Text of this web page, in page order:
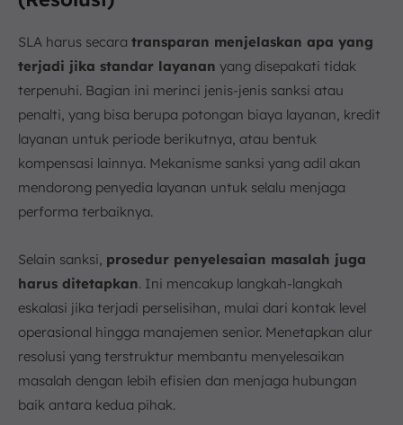
SLA harus secara transparan menjelaskan apa yang
terjadi jika standar layanan yang disepakati tidak
terpenuhi. Bagian ini merinci jenis-jenis sanksi atau
penalti, yang bisa berupa potongan biaya layanan, kredit
layanan untuk periode berikutnya, atau bentuk
kompensasi lainnya. Mekanisme sanksi yang adil akan
mendorong penyedia layanan untuk selalu menjaga
performa terbaiknya.
Selain sanksi, prosedur penyelesaian masalah juga
harus ditetapkan. Ini mencakup langkah-langkah
eskalasi jika terjadi perselisihan, mulai dari kontak level
operasional hingga manajemen senior. Menetapkan alur
resolusi yang terstruktur membantu menyelesaikan
masalah dengan lebih efisien dan menjaga hubungan
baik antara kedua pihak.